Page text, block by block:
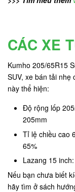
CÁC XE
Kumho 205/65R15
SUV, xe bán tải
này thể hiện:
Độ rộng lốp
205mm
Tỉ lệ chiều cao
65%
Lazang 15
Nếu bạn chưa biết
hãy tìm ở sách